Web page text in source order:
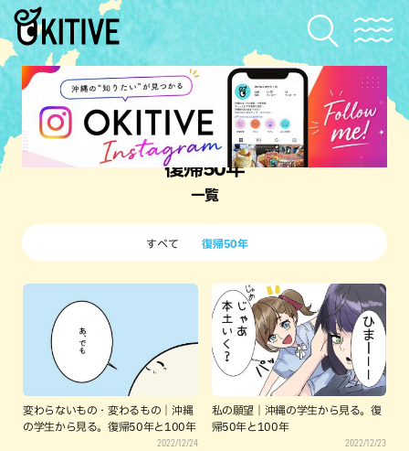
復帰50年
一覧
すべて 復帰50年
変わらないもの・変わるもの｜沖縄
の学生から見る。復帰50年と100年
2022/12/24
私の願望｜沖縄の学生から見る。復
帰50年と100年
2022/12/23